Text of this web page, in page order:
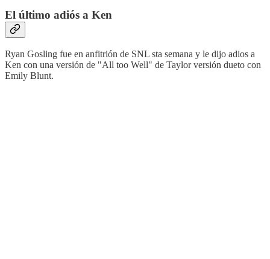
El último adiós a Ken
Ryan Gosling fue en anfitrión de SNL sta semana y le dijo adios a
Ken con una versión de "All too Well" de Taylor versión dueto con
Emily Blunt.